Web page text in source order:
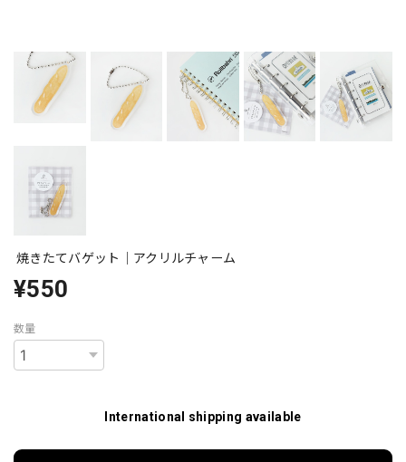
焼きたてバゲット｜アクリルチャーム
¥550
数量
International shipping available